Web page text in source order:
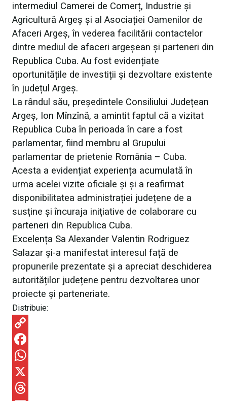
intermediul Camerei de Comerț, Industrie și
Agricultură Argeș și al Asociației Oamenilor de
Afaceri Argeș, în vederea facilitării contactelor
dintre mediul de afaceri argeșean și parteneri din
Republica Cuba. Au fost evidențiate
oportunitățile de investiții și dezvoltare existente
în județul Argeș.
La rândul său, președintele Consiliului Județean
Argeș, Ion Mînzînă, a amintit faptul că a vizitat
Republica Cuba în perioada în care a fost
parlamentar, fiind membru al Grupului
parlamentar de prietenie România – Cuba.
Acesta a evidențiat experiența acumulată în
urma acelei vizite oficiale și și a reafirmat
disponibilitatea administrației județene de a
susține și încuraja inițiative de colaborare cu
parteneri din Republica Cuba.
Excelența Sa Alexander Valentin Rodriguez
Salazar și-a manifestat interesul față de
propunerile prezentate și a apreciat deschiderea
autorităților județene pentru dezvoltarea unor
proiecte și parteneriate.
Distribuie:
C
o
p
y
F
a
c
W
hX